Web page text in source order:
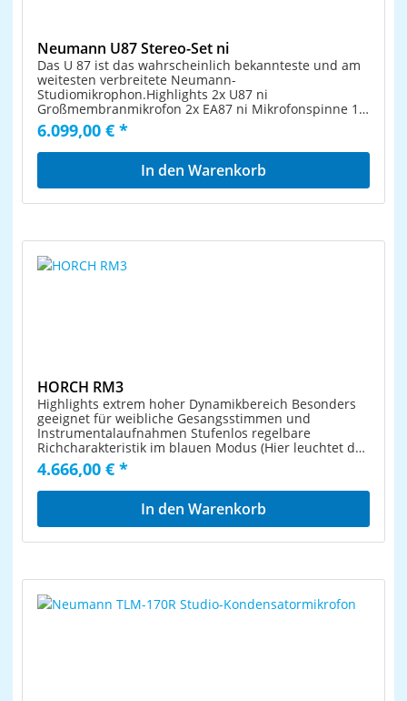
Neumann U87 Stereo-Set ni
Das U 87 ist das wahrscheinlich bekannteste und am
weitesten verbreitete Neumann-
Studiomikrophon.Highlights 2x U87 ni
Großmembranmikrofon 2x EA87 ni Mikrofonspinne 1x
Alukoffer (passend für 2 Mikrofone und 2 Spinnen)
6.099,00 € *
In den Warenkorb
HORCH RM3
Highlights extrem hoher Dynamikbereich Besonders
geeignet für weibliche Gesangsstimmen und
Instrumentalaufnahmen Stufenlos regelbare
Richcharakteristik im blauen Modus (Hier leuchtet der
Mikrofonkorb in blau) Class-A zero feedback
Verstärker Elastische Aufhängung und Pop Filter sind
in das Mikrofon integriert incl. separatem Netzgerät
4.666,00 € *
In den Warenkorb